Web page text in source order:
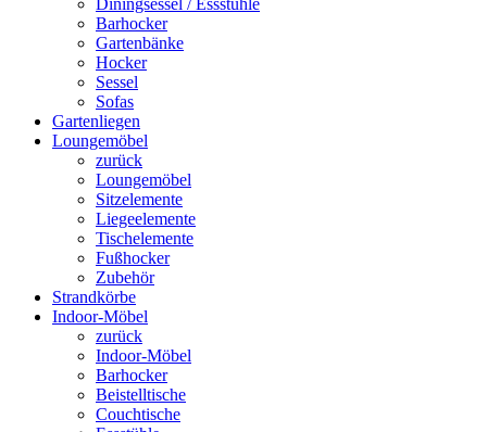
Barhocker
Gartenbänke
Hocker
Sessel
Sofas
Gartenliegen
Loungemöbel
zurück
Loungemöbel
Sitzelemente
Liegeelemente
Tischelemente
Fußhocker
Zubehör
Strandkörbe
Indoor-Möbel
zurück
Indoor-Möbel
Barhocker
Beistelltische
Couchtische